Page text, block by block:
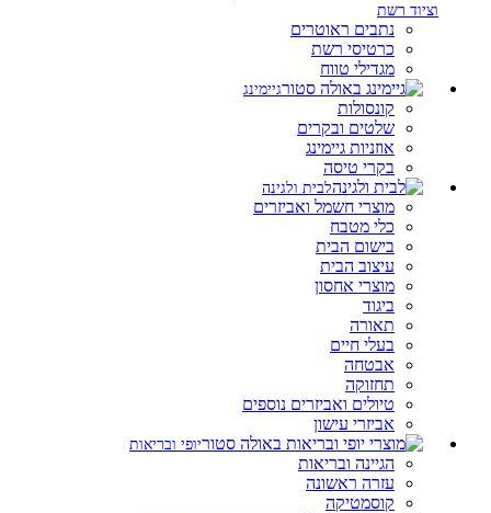
וציוד רשת
נתבים ראוטרים
כרטיסי רשת
מגדילי טווח
גיימינג
קונסולות
שלטים ובקרים
אוזניות גיימינג
בקרי טיסה
לבית ולגינה
מוצרי חשמל ואביזרים
כלי מטבח
בישום הבית
עיצוב הבית
מוצרי אחסון
ביגוד
תאורה
בעלי חיים
אבטחה
תחזוקה
טיולים ואביזרים נוספים
אביזרי עישון
יופי ובריאות
הגיינה ובריאות
עזרה ראשונה
קוסמטיקה